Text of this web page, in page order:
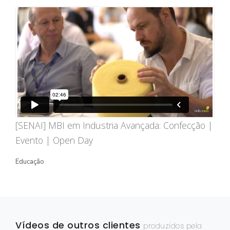
STORYTELLING
TURÍSTICO
EDIÇÃO / CAPTAÇÃO
DRONE
ONG/SOCIOAMBIENTAL
TV INTERNA/PAINEL
VÍDEOS ANIMADOS
[SENAI] MBI em Industria Avançada: Confecção |
Evento | Open Day
Educação
Vídeos de outros clientes produzidos pela